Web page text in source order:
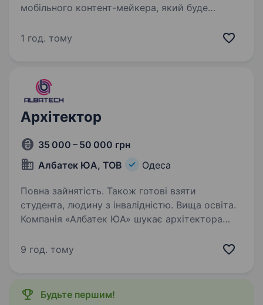
мобільного контент-мейкера, який буде
в ТРЦ. Локація: Одеса, Аркадія Формат
1 год. тому
Архітектор
35 000 – 50 000 грн
Албатек ЮА, ТОВ
Одеса
Повна зайнятість. Також готові взяти
студента, людину з інвалідністю. Вища освіта.
Компанія «Албатек ЮА» шукає архітектора
проєктуванням житлових і громадських
масштабу — від окремих будівель…
9 год. тому
Будьте першим!